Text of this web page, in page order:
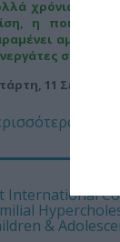
χρόνια,
η
σας και
11
International
&